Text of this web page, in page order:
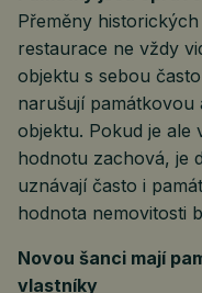
Přeměny
restaurace ne vždy
objektu s sebou
narušují
objektu. Pokud je ale
hodnotu zachová, je
uznávají často i
hodnota nemovitosti
Novou šanci mají
vlastníky